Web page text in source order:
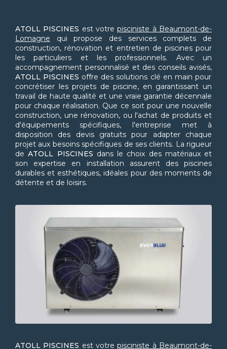
ATOLL PISCINES est votrepisciniste à Beaumont-de-
Lomagne qui propose des services complets de
construction, rénovation et entretien de piscines pour
les particuliers et les professionnels. Avec un
accompagnement personnalisé et des conseils avisés,
ATOLL PISCINES offre des solutions clé en main pour
concrétiser les projets de piscine, en garantissant un
travail de haute qualité et une vraie garantie décennale
pour chaque réalisation. Que ce soit pour une nouvelle
construction, une rénovation, ou l'achat de produits et
d'équipements spécifiques, l'entreprise met à
disposition des devis gratuits pour adapter chaque
projet aux besoins spécifiques de ses clients. La rigueur
deATOLL PISCINES dans le choix des matériaux et
son expertise en installation assurent des piscines
durables et esthétiques, idéales pour des moments de
détente et de loisirs.
ATOLL PISCINES est votrepisciniste à Beaumont-de-